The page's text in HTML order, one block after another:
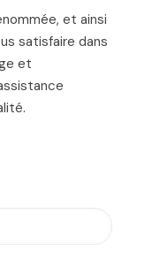
et ainsi
satisfaire dans
et